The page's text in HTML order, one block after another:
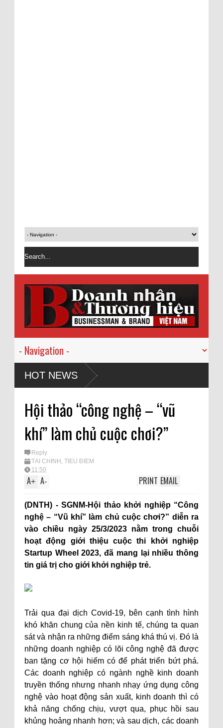
HOT NEWS
Hội thảo “công nghệ – “vũ
khí” làm chủ cuộc chơi?”
Reply
TÀI CHÍNH , TIÊU ĐIỂM
11:50
A+ A- EMAIL
PRINT
(DNTH) - SGNM-Hội thảo khởi nghiệp “Công
nghệ – “Vũ khí” làm chủ cuộc chơi?” diễn ra
vào chiều ngày 25/3/2023 nằm trong chuỗi
hoạt động giới thiệu cuộc thi khởi nghiệp
Startup Wheel 2023, đã mang lại nhiều thông
tin giá trị cho giới khởi nghiệp trẻ.
Trải qua đại dịch Covid-19, bên cạnh tình hình
khó khăn chung của nền kinh tế, chúng ta quan
sát và nhận ra những điểm sáng khá thú vị. Đó là
những doanh nghiệp có lõi công nghệ đã được
ban tặng cơ hội hiếm có để phát triển bứt phá.
Các doanh nghiệp có ngành nghề kinh doanh
truyền thống nhưng nhanh nhạy ứng dụng công
nghệ vào hoạt động sản xuất, kinh doanh thì có
khả năng chống chịu, vượt qua, phục hồi sau
khủng hoảng nhanh hơn; và sau dịch, các doanh